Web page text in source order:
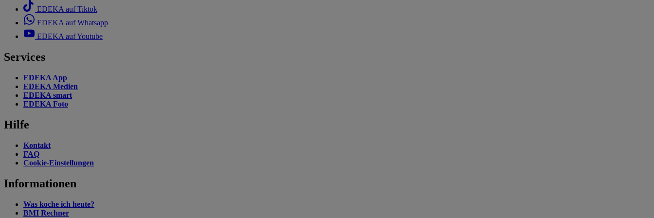
EDEKA auf Tiktok
EDEKA auf Whatsapp
EDEKA auf Youtube
Services
EDEKA App
EDEKA Medien
EDEKA smart
EDEKA Foto
Hilfe
Kontakt
FAQ
Cookie-Einstellungen
Informationen
Was koche ich heute?
BMI Rechner